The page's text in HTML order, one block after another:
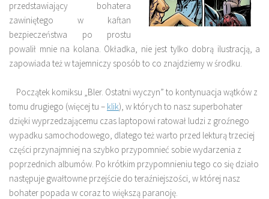
przedstawiający bohatera
zawiniętego w kaftan
bezpieczeństwa po prostu
powalił mnie na kolana. Okładka, nie jest tylko dobrą ilustracją, a
zapowiada też w tajemniczy sposób to co znajdziemy w środku.
Początek komiksu „Bler. Ostatni wyczyn” to kontynuacja wątków z
tomu drugiego (więcej tu – klik), w których to nasz superbohater
dzięki wyprzedzającemu czas laptopowi ratował ludzi z groźnego
wypadku samochodowego, dlatego też warto przed lekturą trzeciej
części przynajmniej na szybko przypomnieć sobie wydarzenia z
poprzednich albumów. Po krótkim przypomnieniu tego co się działo
następuje gwałtowne przejście do teraźniejszości, w której nasz
bohater popada w coraz to większą paranoję.